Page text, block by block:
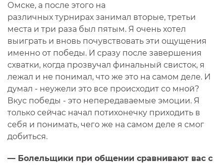
Омске, а после этого на
различных турнирах занимал вторые, третьи
места и три раза был пятым. Я очень хотел
выиграть и вновь почувствовать эти ощущения
именно от победы. И сразу после завершения
схватки, когда прозвучал финальный свисток, я
лежал и не понимал, что же это на самом деле. И
думал - неужели это все происходит со мной?
Вкус победы - это непередаваемые эмоции. Я
только сейчас начал потихонечку приходить в
себя и понимать, чего же на самом деле я смог
добиться.
— Болельщики при общении сравнивают вас с